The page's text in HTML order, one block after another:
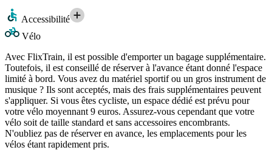
Accessibilité
Vélo
Avec FlixTrain, il est possible d'emporter un bagage supplémentaire.
Toutefois, il est conseillé de réserver à l'avance étant donné l'espace
limité à bord. Vous avez du matériel sportif ou un gros instrument de
musique ? Ils sont acceptés, mais des frais supplémentaires peuvent
s'appliquer. Si vous êtes cycliste, un espace dédié est prévu pour
votre vélo moyennant 9 euros. Assurez-vous cependant que votre
vélo soit de taille standard et sans accessoires encombrants.
N'oubliez pas de réserver en avance, les emplacements pour les
vélos étant rapidement pris.